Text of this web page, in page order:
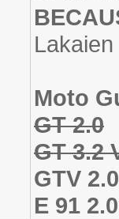
Lakaien
Moto
GT 2.0
GT 3.2
GTV
E 91